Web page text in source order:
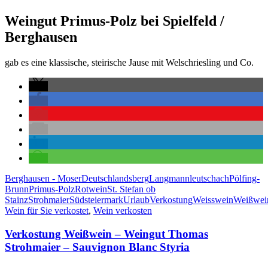
Weingut Primus-Polz bei Spielfeld /
Berghausen
gab es eine klassische, steirische Jause mit Welschriesling und Co.
Berghausen - MoserDeutschlandsbergLangmannleutschachPölfing-
BrunnPrimus-PolzRotweinSt. Stefan ob
StainzStrohmaierSüdsteiermarkUrlaubVerkostungWeisswein
Wein für Sie verkostet, Wein verkosten
Verkostung Weißwein – Weingut Thomas
Strohmaier – Sauvignon Blanc Styria